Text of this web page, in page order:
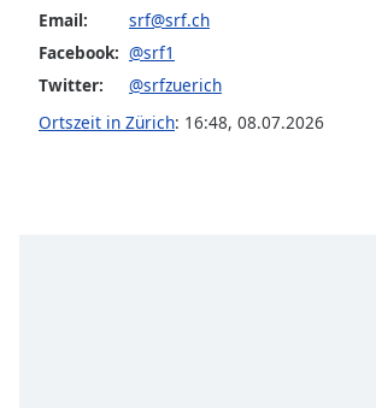
dialog
Email:
srf@srf.ch
Facebook: @srf1
Twitter:
@srfzuerich
Ortszeit in Zürich: 16:48, 08.07.2026